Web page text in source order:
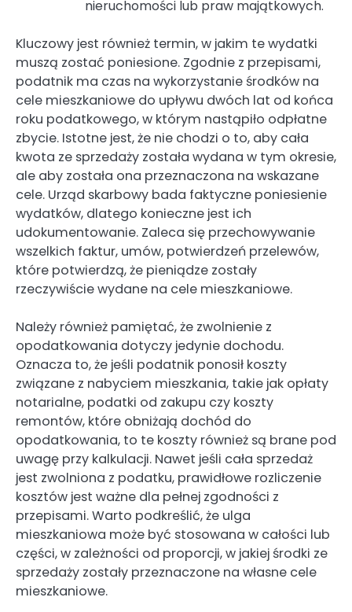
nieruchomości lub praw majątkowych.
Kluczowy jest również termin, w jakim te wydatki
muszą zostać poniesione. Zgodnie z przepisami,
podatnik ma czas na wykorzystanie środków na
cele mieszkaniowe do upływu dwóch lat od końca
roku podatkowego, w którym nastąpiło odpłatne
zbycie. Istotne jest, że nie chodzi o to, aby cała
kwota ze sprzedaży została wydana w tym okresie,
ale aby została ona przeznaczona na wskazane
cele. Urząd skarbowy bada faktyczne poniesienie
wydatków, dlatego konieczne jest ich
udokumentowanie. Zaleca się przechowywanie
wszelkich faktur, umów, potwierdzeń przelewów,
które potwierdzą, że pieniądze zostały
rzeczywiście wydane na cele mieszkaniowe.
Należy również pamiętać, że zwolnienie z
opodatkowania dotyczy jedynie dochodu.
Oznacza to, że jeśli podatnik ponosił koszty
związane z nabyciem mieszkania, takie jak opłaty
notarialne, podatki od zakupu czy koszty
remontów, które obniżają dochód do
opodatkowania, to te koszty również są brane pod
uwagę przy kalkulacji. Nawet jeśli cała sprzedaż
jest zwolniona z podatku, prawidłowe rozliczenie
kosztów jest ważne dla pełnej zgodności z
przepisami. Warto podkreślić, że ulga
mieszkaniowa może być stosowana w całości lub
części, w zależności od proporcji, w jakiej środki ze
sprzedaży zostały przeznaczone na własne cele
mieszkaniowe.